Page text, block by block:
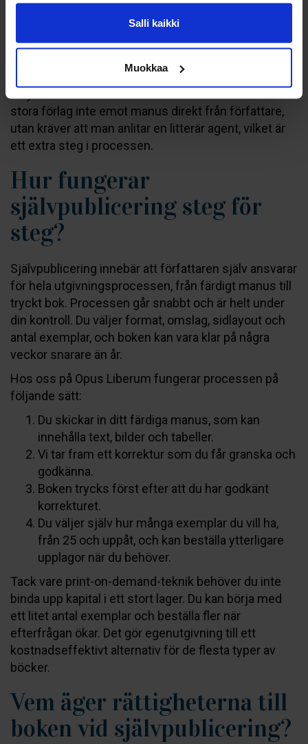
Salli kaikki
Muokkaa
Processen hos ett traditionellt förlag kan ta lång tid.
Från det att manuset skickas in till att boken faktiskt
finns i butik kan det gå ett till tre år. Förlaget fattar alla
marknadsföring, och författaren har ofta begränsat
stora förlag inte emot manus direkt från författare,
utan kräver att man anlitar en litterär agent, vilket är
ett extra steg i processen.
Hur fungerar
självpublicering steg för
steg?
Självpublicering innebär att författaren själv ansvarar
för hela utgivningsprocessen, från färdigt manus till
tryckt bok. Processen går snabbt och är helt under
din kontroll. Du väljer format, omslag, sidlayout och
antal exemplar, och boken kan vara klar på några
veckor snarare än år.
Hos oss på Opus Liberum fungerar processen på
följande sätt:
Du skickar in ditt färdiga manus, som kan
innehålla text, bilder och tabeller.
Vi tar fram ett korrektur som du får granska och
godkänna.
Boken trycks först efter att du har godkänt
korrekturet.
Du väljer själv hur många exemplar du vill ha,
från 25 och uppåt, och kan beställa ytterligare
upplagor när du behöver.
Tack vare print-on-demand-teknik behöver du inte
binda upp kapital i ett stort lager. Du kan börja med
ett litet antal exemplar och beställa fler när
efterfrågan ökar. Det gör egenutgivning till ett
kostnadseffektivt alternativ för de flesta typer av
böcker.
Vem äger rättigheterna till
boken vid självpublicering?